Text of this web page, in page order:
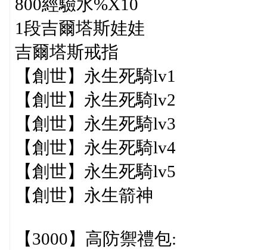
800經驗水%X10
1段吉爾塔斯娃娃
吉爾塔斯戒指
【創世】永生死騎lv1
【創世】永生死騎lv2
【創世】永生死騎lv3
【創世】永生死騎lv4
【創世】永生死騎lv5
【創世】永生箭神
【3000】高防禦禮包: